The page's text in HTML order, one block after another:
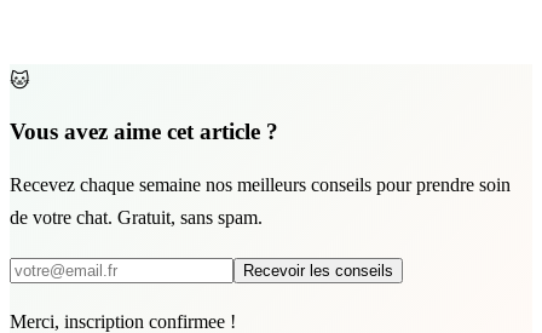
🐱
Vous avez aime cet article ?
Recevez chaque semaine nos meilleurs conseils pour prendre soin
de votre chat. Gratuit, sans spam.
Recevoir les conseils
Merci, inscription confirmee !